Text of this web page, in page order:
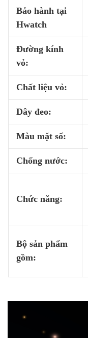
Bảo hành tại
Hwatch
Đường kính
vỏ:
Chất liệu vỏ:
Dây đeo:
Màu mặt số:
Chống nước:
Chức năng:
Bộ sản phẩm
gồm: